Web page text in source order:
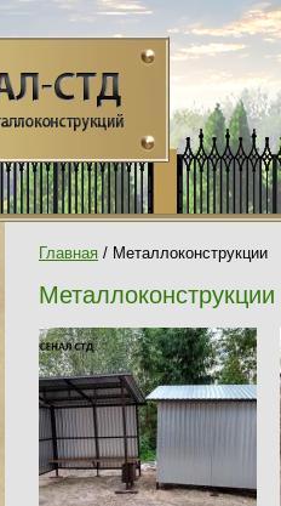
Главная / Металлоконструкции
Металлоконструкции